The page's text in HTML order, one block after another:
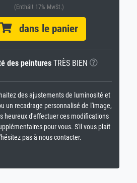
(Enthält 17% MwSt.)
dans le panier
des peinturesTRÈS BIEN
des ajustements de luminosité et
un recadrage personnalisé de l'image,
heureux d'effectuer ces modifications
pour vous. S'il vous plaît
pas à nous contacter.